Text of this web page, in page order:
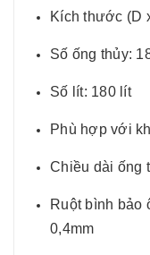
Kích thước (D
Số ống thủy:
Số lít: 180 lít
Phù hợp với
Chiều dài ống
Ruột bình bảo
0,4mm